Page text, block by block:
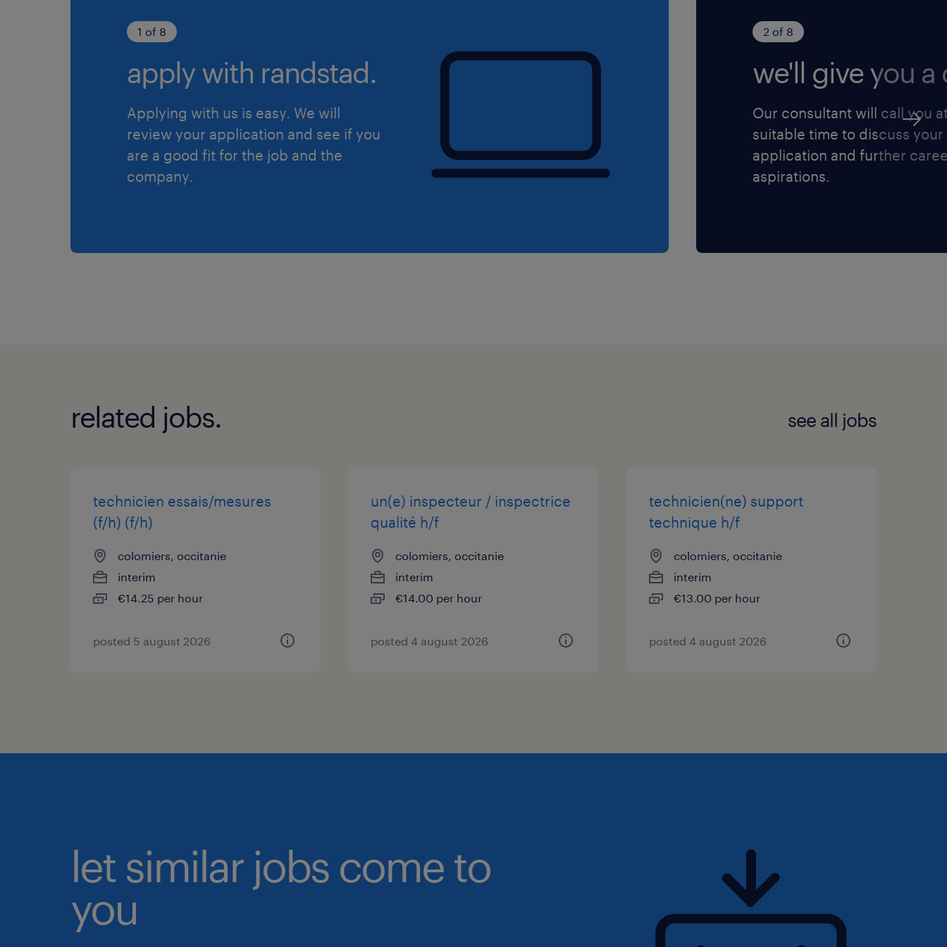
mécanique de sous-ensembles complexes et
l'accompagnement de ses clients directement sur leurs lignes
1 of 8
apply with randstad.
Applying with us is easy. We will
review your application and see if you
are a good fit for the job and the
company.
2 of 8
we'll give you a
Our consultant will call you
suitable time to discuss your
application and further
aspirations.
related jobs. see all jobs
technicien essais/mesures
(f/h) (f/h)
colomiers, occitanie
interim
€14.25 per hour
posted 5 august 2026
un(e) inspecteur / inspectrice
qualité h/f
colomiers, occitanie
interim
€14.00 per hour
posted 4 august 2026
technicien(ne) support
technique h/f
colomiers, occitanie
interim
€13.00 per hour
posted 4 august 2026
let similar jobs come to
you